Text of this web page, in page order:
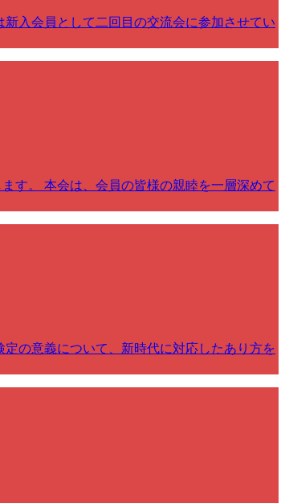
入会員として二回目の交流会に参加させてい
す。 本会は、会員の皆様の親睦を一層深めて
の意義について、新時代に対応したあり方を